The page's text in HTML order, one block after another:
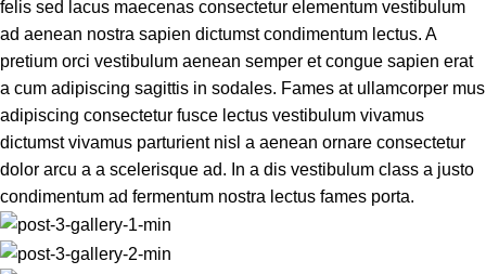
felis sed lacus maecenas consectetur elementum vestibulum
ad aenean nostra sapien dictumst condimentum lectus. A
pretium orci vestibulum aenean semper et congue sapien erat
a cum adipiscing sagittis in sodales. Fames at ullamcorper mus
adipiscing consectetur fusce lectus vestibulum vivamus
dictumst vivamus parturient nisl a aenean ornare consectetur
dolor arcu a a scelerisque ad. In a dis vestibulum class a justo
condimentum ad fermentum nostra lectus fames porta.